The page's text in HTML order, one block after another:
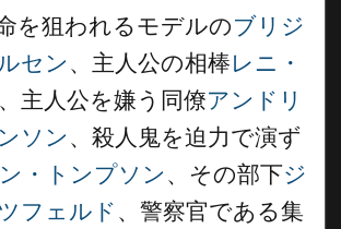
を狙われるモデルのブリジ
セン 、主人公の相棒レニ・
、主人公を嫌う同僚アンドリ
ソン 、殺人鬼を迫力で演ず
・トンプソン 、その部下ジ
フェルド 、警察官である集